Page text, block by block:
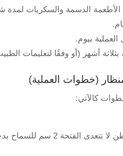
الدسمة والسكريات لمدة
بيوم.
بثلاثة أشهر (أو وفقًا لتعليمات
(خطوات العملية)
كالآتي:
عمل 3-4 فتحات في منطقة